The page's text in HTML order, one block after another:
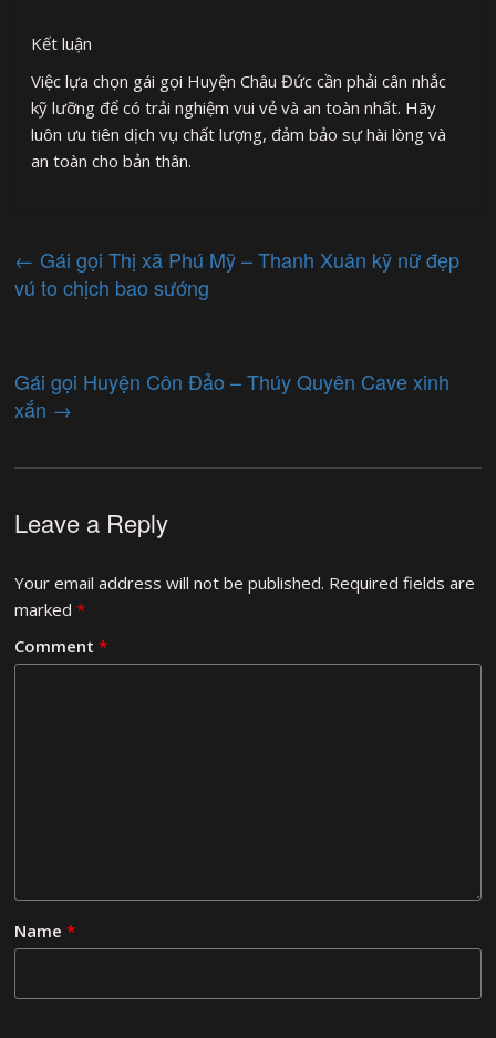
Kết luận
Việc lựa chọn gái gọi Huyện Châu Đức cần phải cân nhắc
kỹ lưỡng để có trải nghiệm vui vẻ và an toàn nhất. Hãy
luôn ưu tiên dịch vụ chất lượng, đảm bảo sự hài lòng và
an toàn cho bản thân.
← Gái gọi Thị xã Phú Mỹ – Thanh Xuân kỹ nữ đẹp
vú to chịch bao sướng
Gái gọi Huyện Côn Đảo – Thúy Quyên Cave xinh
xắn →
Leave a Reply
Your email address will not be published. Required fields are
marked*
Comment*
Name*